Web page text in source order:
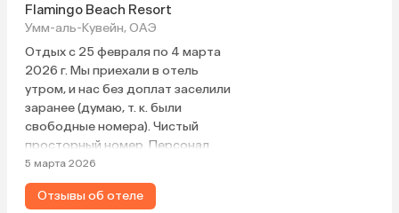
Flamingo Beach Resort
Умм-аль-Кувейн, ОАЭ
Отдых с 25 февраля по 4 марта
2026 г. Мы приехали в отель
утром, и нас без доплат заселили
заранее (думаю, т. к. были
свободные номера). Чистый
просторный номер. Персонал
вежливый. Питание брали завтрак
и ужин, все супер, просто и со
вкусом, даже были морепродукты.
5 марта 2026
Отзывы об отеле